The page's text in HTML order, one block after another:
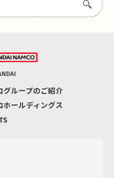
さがす
グループのご紹介
ールディングス